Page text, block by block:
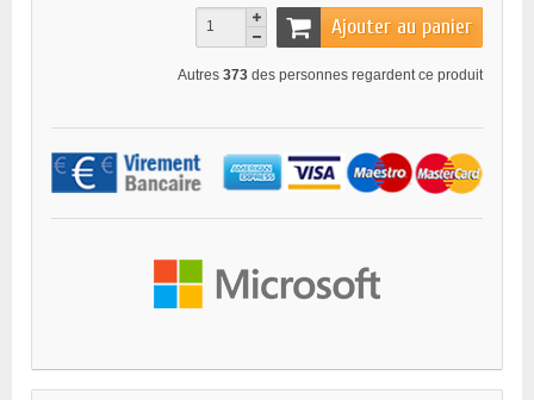
Ajouter au panier
Autres 373 des personnes regardent ce produit